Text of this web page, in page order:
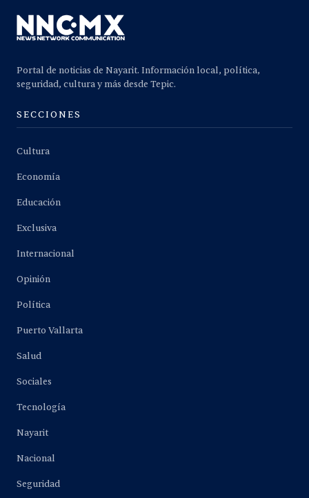
Portal de noticias de Nayarit. Información local, política,
seguridad, cultura y más desde Tepic.
SECCIONES
Cultura
Economía
Educación
Exclusiva
Internacional
Opinión
Política
Puerto Vallarta
Salud
Sociales
Tecnología
Nayarit
Nacional
Seguridad